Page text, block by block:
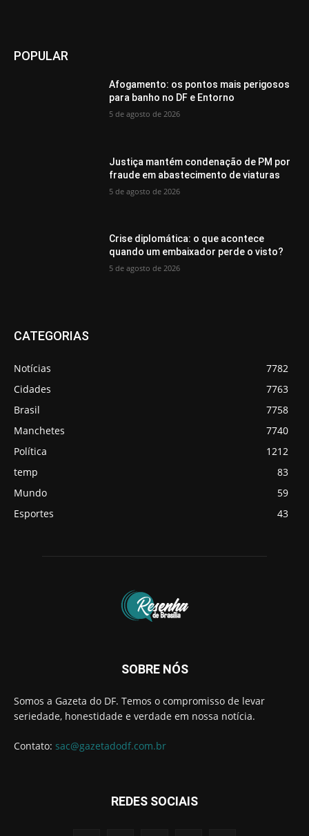
POPULAR
Afogamento: os pontos mais perigosos
para banho no DF e Entorno
5 de agosto de 2026
Justiça mantém condenação de PM por
fraude em abastecimento de viaturas
5 de agosto de 2026
Crise diplomática: o que acontece
quando um embaixador perde o visto?
5 de agosto de 2026
CATEGORIAS
Notícias
7782
Cidades
7763
Brasil
7758
Manchetes
7740
Política
1212
temp
83
Mundo
59
Esportes
43
SOBRE NÓS
Somos a Gazeta do DF. Temos o compromisso de levar
seriedade, honestidade e verdade em nossa notícia.
Contato: sac@gazetadodf.com.br
REDES SOCIAIS